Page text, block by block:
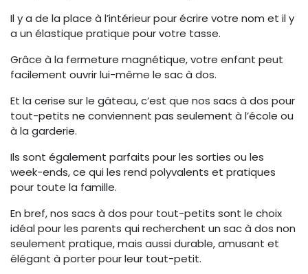
Il y a de la place à l’intérieur pour écrire votre nom et il y
a un élastique pratique pour votre tasse.
Grâce à la fermeture magnétique, votre enfant peut
facilement ouvrir lui-même le sac à dos.
Et la cerise sur le gâteau, c’est que nos sacs à dos pour
tout-petits ne conviennent pas seulement à l’école ou
à la garderie.
Ils sont également parfaits pour les sorties ou les
week-ends, ce qui les rend polyvalents et pratiques
pour toute la famille.
En bref, nos sacs à dos pour tout-petits sont le choix
idéal pour les parents qui recherchent un sac à dos non
seulement pratique, mais aussi durable, amusant et
élégant à porter pour leur tout-petit.